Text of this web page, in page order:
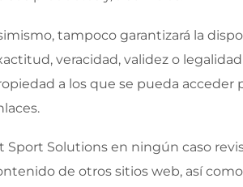
tampoco garantizará la
veracidad, validez o
a los que se pueda acceder
Sport Solutions en ningún caso
de otros sitios web, así